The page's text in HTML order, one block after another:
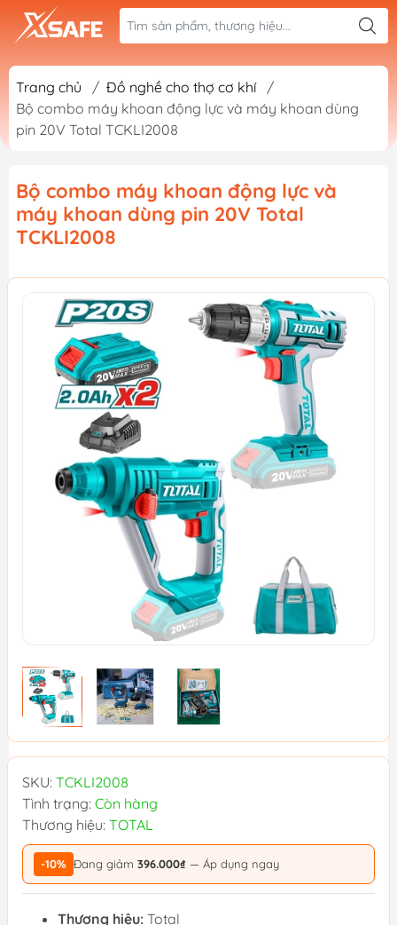
Trang chủ / Đồ nghề cho thợ cơ khí
/
Bộ combo máy khoan động lực và máy khoan dùng
pin 20V Total TCKLI2008
Bộ combo máy khoan động lực và
máy khoan dùng pin 20V Total
TCKLI2008
SKU: TCKLI2008
Tình trạng: Còn hàng
Thương hiệu: TOTAL
-10% Đang giảm 396.000₫ — Áp dụng ngay
Thương hiệu: Total